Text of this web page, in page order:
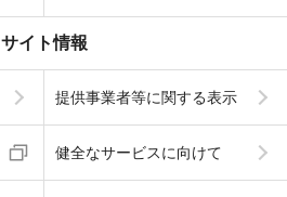
サイト情報
提供事業者等に関する表示
健全なサービスに向けて